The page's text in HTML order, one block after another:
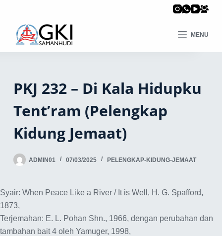
MENU
PKJ 232 – Di Kala Hidupku
Tent’ram (Pelengkap
Kidung Jemaat)
ADMIN01 07/03/2025 PELENGKAP-KIDUNG-JEMAAT
Syair: When Peace Like a River / It is Well, H. G. Spafford,
1873,
Terjemahan: E. L. Pohan Shn., 1966, dengan perubahan dan
tambahan bait 4 oleh Yamuger, 1998,